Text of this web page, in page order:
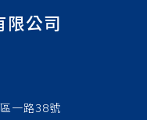
限公司
一路38號